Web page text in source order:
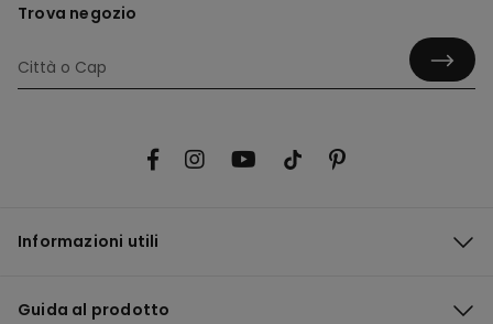
Trova negozio
Informazioni utili
Guida al prodotto